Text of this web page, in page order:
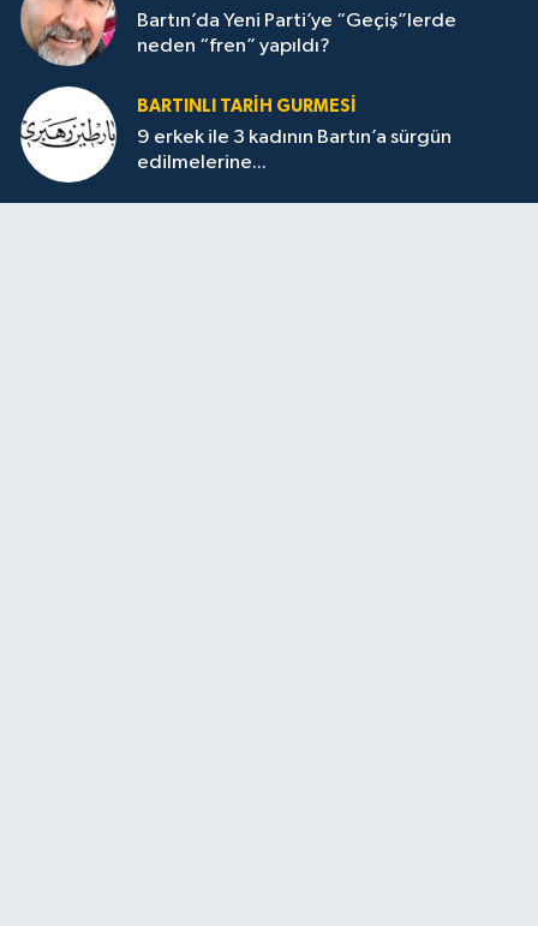
Bartın’da Yeni Parti’ye “Geçiş”lerde
neden “fren” yapıldı?
BARTINLI TARIH GURMESI
9 erkek ile 3 kadının Bartın’a sürgün
edilmelerine...